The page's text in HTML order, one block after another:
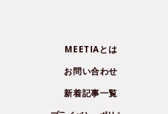
MEETIAとは
お問い合わせ
新着記事一覧